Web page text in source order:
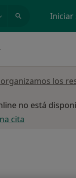
Iniciar
los
no está
cita